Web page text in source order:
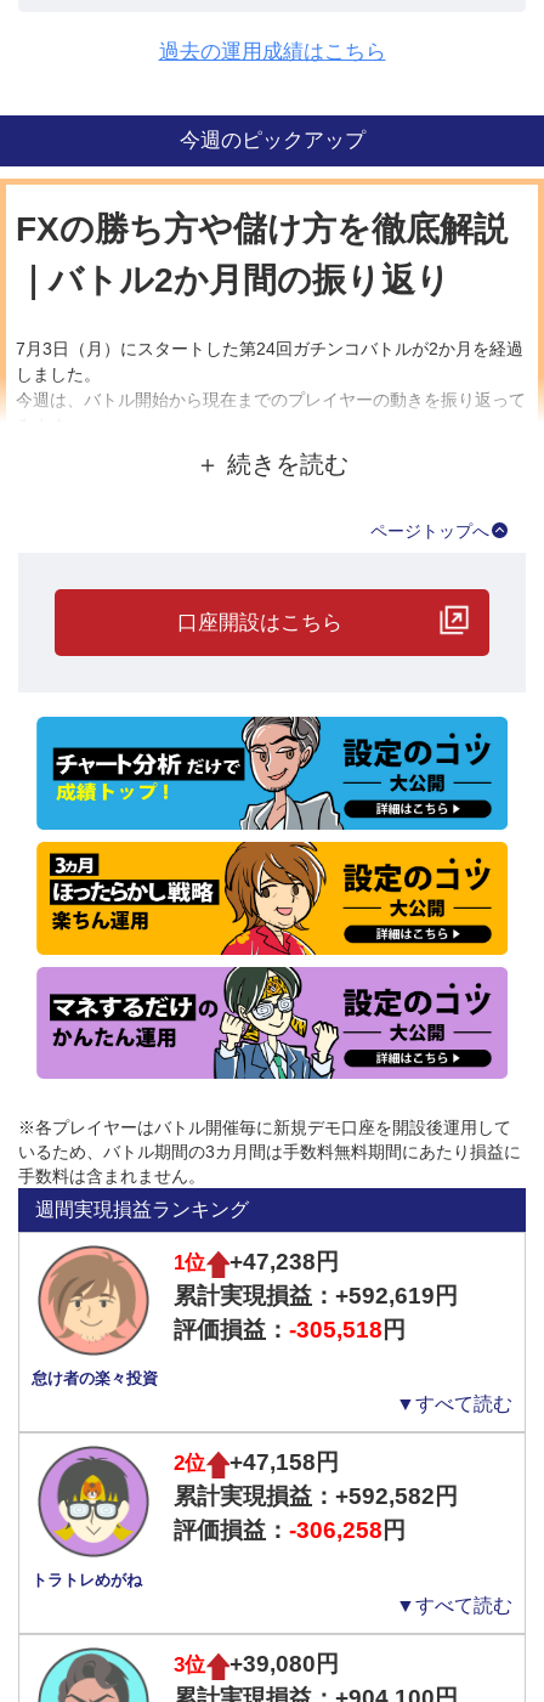
過去の運用成績はこちら
今週のピックアップ
FXの勝ち方や儲け方を徹底解説
｜バトル2か月間の振り返り
7月3日（月）にスタートした第24回ガチンコバトルが2か月を経過
しました。
今週は、バトル開始から現在までのプレイヤーの動きを振り返って
累計実現損益のトップはチャーティスト先生です。
7月3日にユーロ円の買い売り同時運用でバトルスタートしました。
買い売り同時運用は、相場が上昇しても下落しても利益を獲得でき
る仕組みです。
【2023/8/4記事】急激な値動きも収益チャンス！たった1日で15万
この手法でバトル開始から早々に累計実現損益で他のプレイヤーを
大きく引き離しています。
なお、8/2に売り設定を停止し、現在は買い設定のみ運用中です。
また、売り設定停止後に残った売り19ポジションについては、決済
レートもX（旧twitter）でお知らせしています。
【決済指値発注！】
チャーティスト先生です。
ユーロ円の売り19ポジションの決済指値を以下の通
■決済買い指値
・9ポジション: 150.60円
・10ポジション: 152.10円
変更する場合は、改めてツイートいたします。
▼戦略詳細 https://t.co/n6FSbf7ySd
ユーロ円 pic.twitter.com/gk37rcYK9u
ページトップへ
口座開設はこちら
※各プレイヤーはバトル開催毎に新規デモ口座を開設後運用して
いるため、バトル期間の3カ月間は手数料無料期間にあたり損益に
手数料は含まれません。
週間実現損益ランキング
1位
+47,238円
累計実現損益：+592,619円
評価損益： -305,518 円
怠け者の楽々投資
▼すべて読む
2位
+47,158円
累計実現損益：+592,582円
評価損益： -306,258 円
トラトレめがね
▼すべて読む
3位
+39,080円